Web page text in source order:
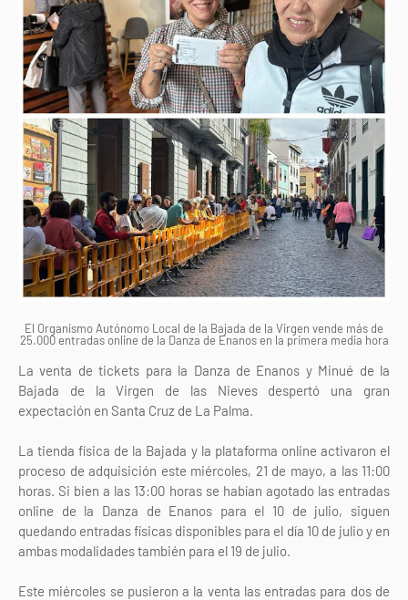
El Organismo Autónomo Local de la Bajada de la Virgen vende más de
25.000 entradas online de la Danza de Enanos en la primera media hora
La venta de tickets para la Danza de Enanos y Minué de la
Bajada de la Virgen de las Nieves despertó una gran
expectación en Santa Cruz de La Palma.
La tienda física de la Bajada y la plataforma online activaron el
proceso de adquisición este miércoles, 21 de mayo, a las 11:00
horas. Si bien a las 13:00 horas se habían agotado las entradas
online de la Danza de Enanos para el 10 de julio, siguen
quedando entradas físicas disponibles para el día 10 de julio y en
ambas modalidades también para el 19 de julio.
Este miércoles se pusieron a la venta las entradas para dos de